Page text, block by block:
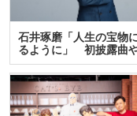
石井琢磨「人生の宝物
るように」 初披露曲
ア…